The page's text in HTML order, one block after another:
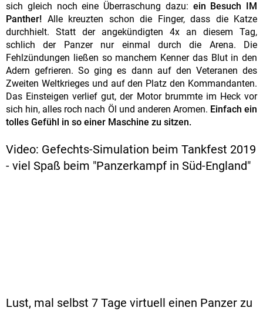
sich gleich noch eine Überraschung dazu: ein Besuch IM
Panther! Alle kreuzten schon die Finger, dass die Katze
durchhielt. Statt der angekündigten 4x an diesem Tag,
schlich der Panzer nur einmal durch die Arena. Die
Fehlzündungen ließen so manchem Kenner das Blut in den
Adern gefrieren. So ging es dann auf den Veteranen des
Zweiten Weltkrieges und auf den Platz den Kommandanten.
Das Einsteigen verlief gut, der Motor brummte im Heck vor
sich hin, alles roch nach Öl und anderen Aromen. Einfach ein
tolles Gefühl in so einer Maschine zu sitzen.
Video: Gefechts-Simulation beim Tankfest 2019
- viel Spaß beim "Panzerkampf in Süd-England"
Lust, mal selbst 7 Tage virtuell einen Panzer zu